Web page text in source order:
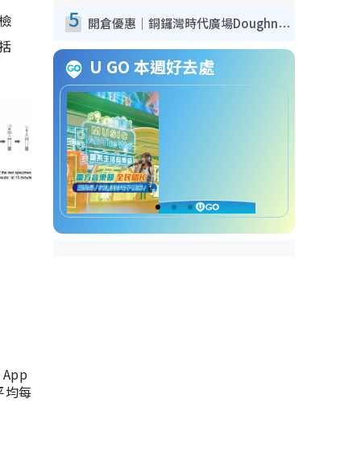
均每
5 開倉優惠｜銅鑼灣時代廣場Doughnut/Campo Marzio開倉低至1折！背囊、書包、手袋劈價$200起
U GO 本週好去處